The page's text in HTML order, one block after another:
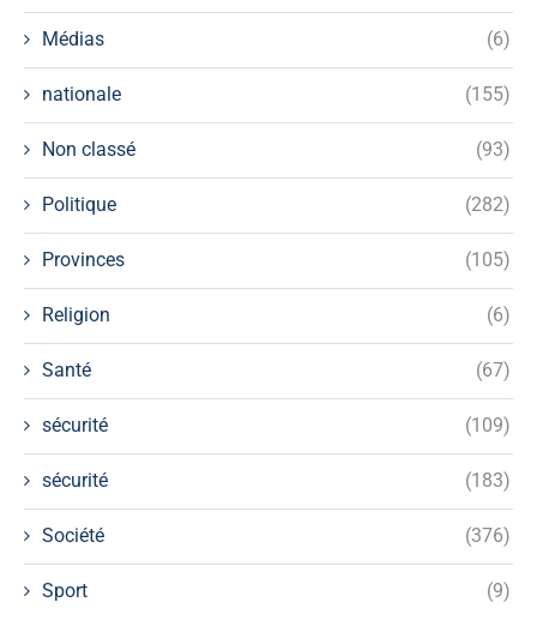
Médias (6)
nationale (155)
Non classé (93)
Politique (282)
Provinces (105)
Religion (6)
Santé (67)
sécurité (109)
sécurité (183)
Société (376)
Sport (9)